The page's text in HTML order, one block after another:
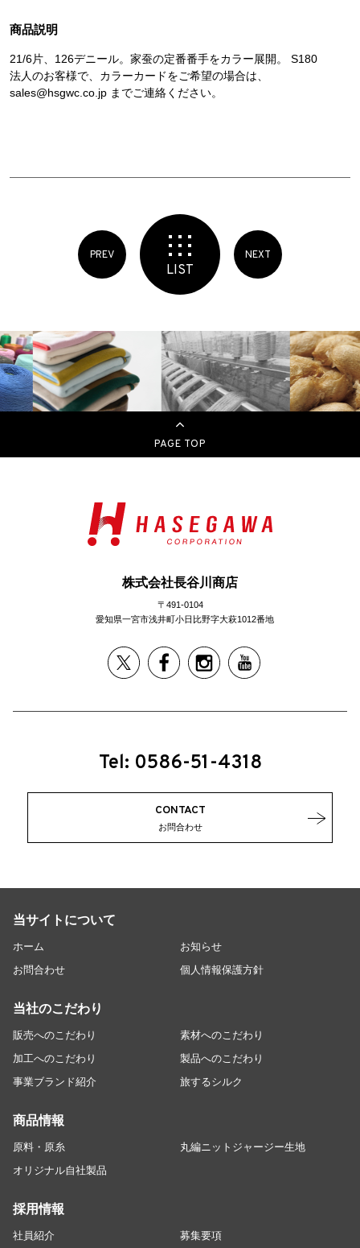
商品説明
21/6片、126デニール。家蚕の定番番手をカラー展開。 S180
法人のお客様で、カラーカードをご希望の場合は、
sales@hsgwc.co.jp までご連絡ください。
PREV
LIST
NEXT
PAGE TOP
株式会社長谷川商店
〒491-0104
愛知県一宮市浅井町小日比野字大萩1012番地
Tel: 0586-51-4318
CONTACT
お問合わせ
当サイトについて
ホーム
お知らせ
お問合わせ
個人情報保護方針
当社のこだわり
販売へのこだわり
素材へのこだわり
加工へのこだわり
製品へのこだわり
事業ブランド紹介
旅するシルク
商品情報
原料・原糸
丸編ニットジャージー生地
オリジナル自社製品
採用情報
社員紹介 募集要項